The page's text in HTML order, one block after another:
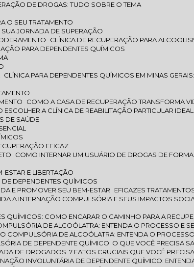
DE DROGAS: TUDO SOBRE O TEMA
O SEU TRATAMENTO
SUA JORNADA DE SUPERAÇÃO
CLÍNICA DE RECUPERAÇÃO PARA
PARA DEPENDENTES QUÍMICOS
CLÍNICA PARA DEPENDENTES QUÍMICOS EM MINAS
COMO A CASA DE RECUPERAÇÃO TRANSFORMA
ESCOLHER A CLÍNICA DE REABILITAÇÃO PARTICULAR
DE SAÚDE
EFICAZ
COMO INTERNAR UM USUÁRIO DE DROGAS DE
ESTAR E LIBERTAÇÃO
DEPENDENTES QUÍMICOS
E PROMOVER SEU BEM-ESTAR
EFICAZES
A INTERNAÇÃO COMPULSÓRIA E SEUS IMPACTOS
QUÍMICOS: COMO ENCARAR O CAMINHO PARA A
DE ALCOÓLATRA: ENTENDA O PROCESSO E
COMPULSÓRIA DE ALCOÓLATRA: ENTENDA O
DE DEPENDENTE QUÍMICO: O QUE VOCÊ PRECISA
DE DROGADOS: 7 FATOS CRUCIAIS QUE VOCÊ
INVOLUNTÁRIA DE DEPENDENTE QUÍMICO: